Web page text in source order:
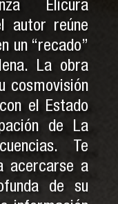
Elicura
autor reúne
un “recado”
La obra
cosmovisión
el Estado
de La
Te
acercarse a
de su